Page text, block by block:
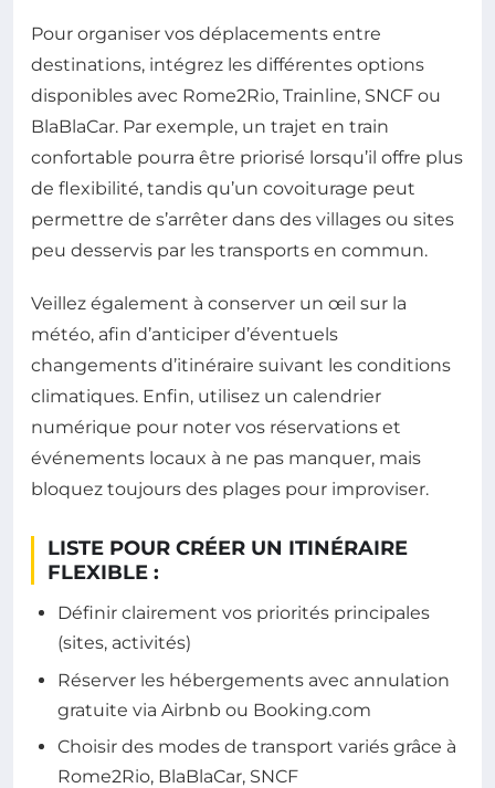
Pour organiser vos déplacements entre
destinations, intégrez les différentes options
disponibles avec Rome2Rio, Trainline, SNCF ou
BlaBlaCar. Par exemple, un trajet en train
confortable pourra être priorisé lorsqu’il offre plus
de flexibilité, tandis qu’un covoiturage peut
permettre de s’arrêter dans des villages ou sites
peu desservis par les transports en commun.
Veillez également à conserver un œil sur la
météo, afin d’anticiper d’éventuels
changements d’itinéraire suivant les conditions
climatiques. Enfin, utilisez un calendrier
numérique pour noter vos réservations et
événements locaux à ne pas manquer, mais
bloquez toujours des plages pour improviser.
LISTE POUR CRÉER UN ITINÉRAIRE
FLEXIBLE :
Définir clairement vos priorités principales
(sites, activités)
Réserver les hébergements avec annulation
gratuite via Airbnb ou Booking.com
Choisir des modes de transport variés grâce à
Rome2Rio, BlaBlaCar, SNCF